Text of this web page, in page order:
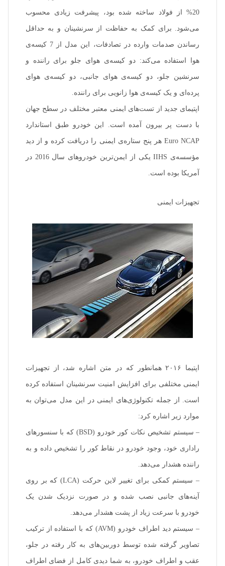
20% از فولاد ساخته شده بود، پیشرفت زیادی محسوب
می‌شود. برای کمک به حفاظت از سرنشینان و به حداقل
رساندن صدمات وارده در تصادفات، این مدل از 7 کیسه‌ی
هوا استفاده می‌کند: دو کیسه‌ی هوای جلو برای راننده و
سرنشین جلو، دو کیسه‌ی هوای جانبی، دو کیسه‌ی هوای
پرده‌ای و یک کیسه‌ی هوا زانویی برای راننده.
اپتیمای جدید از تست‌های ایمنی معتبر مختلف در سطح جهان
با دست پر بیرون آمده است. این خودرو طبق استاندارد
Euro NCAP هر پنج ستاره‌ی ایمنی را دریافت کرده و از دید
مؤسسه‌ی IIHS یکی از ایمن‌ترین خودروهای سال 2016 در
آمریکا بوده است.
تجهیزات ایمنی
اپتیما ۲۰۱۶ همانطور که در متن اشاره شد، از تجهیزات
ایمنی مختلفی برای افزایش امنیت سرنشینان استفاده کرده
است. از جمله تکنولوژی‌های ایمنی در این مدل می‌توان به
موارد زیر اشاره کرد:
– سیستم تشخیص نکات کور خودرو (BSD) که با سنسورهای
راداری خود، وجود خودرو در نقاط کور را تشخیص داده و به
راننده هشدار می‌دهد.
– سیستم کمکی برای تغییر لاین حرکت (LCA) که بر روی
آینه‌های جانبی نصب شده و در صورت نزدیک شدن یک
خودرو با سرعت زیاد از پشت هشدار می‌دهد.
– سیستم دید اطراف خودرو (AVM) که با استفاده از ترکیب
تصاویر گرفته شده توسط دوربین‌های به کار رفته در جلو،
عقب و اطراف خودرو، به شما دیدی کامل از فضای اطراف